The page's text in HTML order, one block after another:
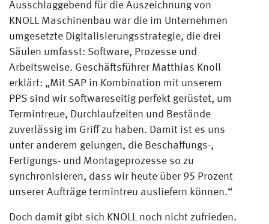
Ausschlaggebend für die Auszeichnung von
KNOLL Maschinenbau war die im Unternehmen
umgesetzte Digitalisierungsstrategie, die drei
Säulen umfasst: Software, Prozesse und
Arbeitsweise. Geschäftsführer Matthias Knoll
erklärt: „Mit SAP in Kombination mit unserem
PPS sind wir softwareseitig perfekt gerüstet, um
Termintreue, Durchlaufzeiten und Bestände
zuverlässig im Griff zu haben. Damit ist es uns
unter anderem gelungen, die Beschaffungs-,
Fertigungs- und Montageprozesse so zu
synchronisieren, dass wir heute über 95 Prozent
unserer Aufträge termintreu ausliefern können.“
Doch damit gibt sich KNOLL noch nicht zufrieden.